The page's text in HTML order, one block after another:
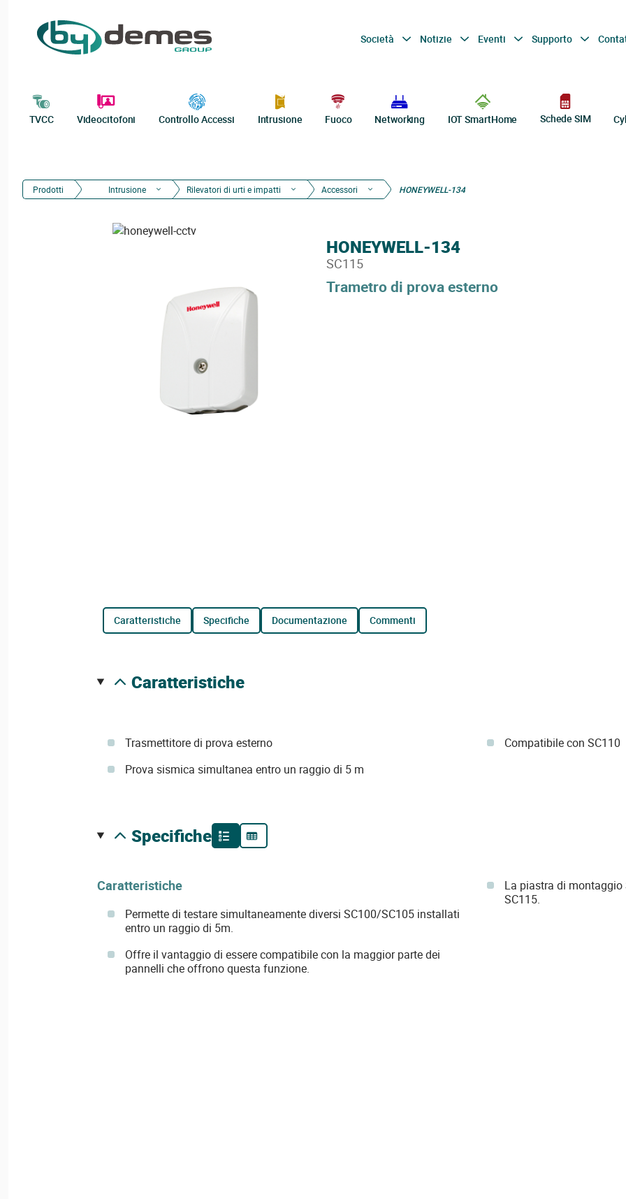
Società Notizie Eventi Supporto
TVCC Videocitofoni Controllo Accessi Intrusione Fuoco Networking IOT SmartHome Schede SIM
Prodotti Intrusione Rilevatori di urti e impatti Accessori HONEYWELL-134
Trametro di prova esterno
HONEYWELL-134
SC115
caratteristiche specifiche documentazione commenti
caratteristiche
Trasmettitore di prova esterno
Prova sismica simultanea entro un raggio di 5 m
Compatibile con SC110
specifiche
Caratteristiche
Permette di testare simultaneamente diversi SC100/SC105 installati
entro un raggio di 5m.
Offre il vantaggio di essere compatibile con la maggior parte dei
pannelli che offrono questa funzione.
La piastra di
SC115.